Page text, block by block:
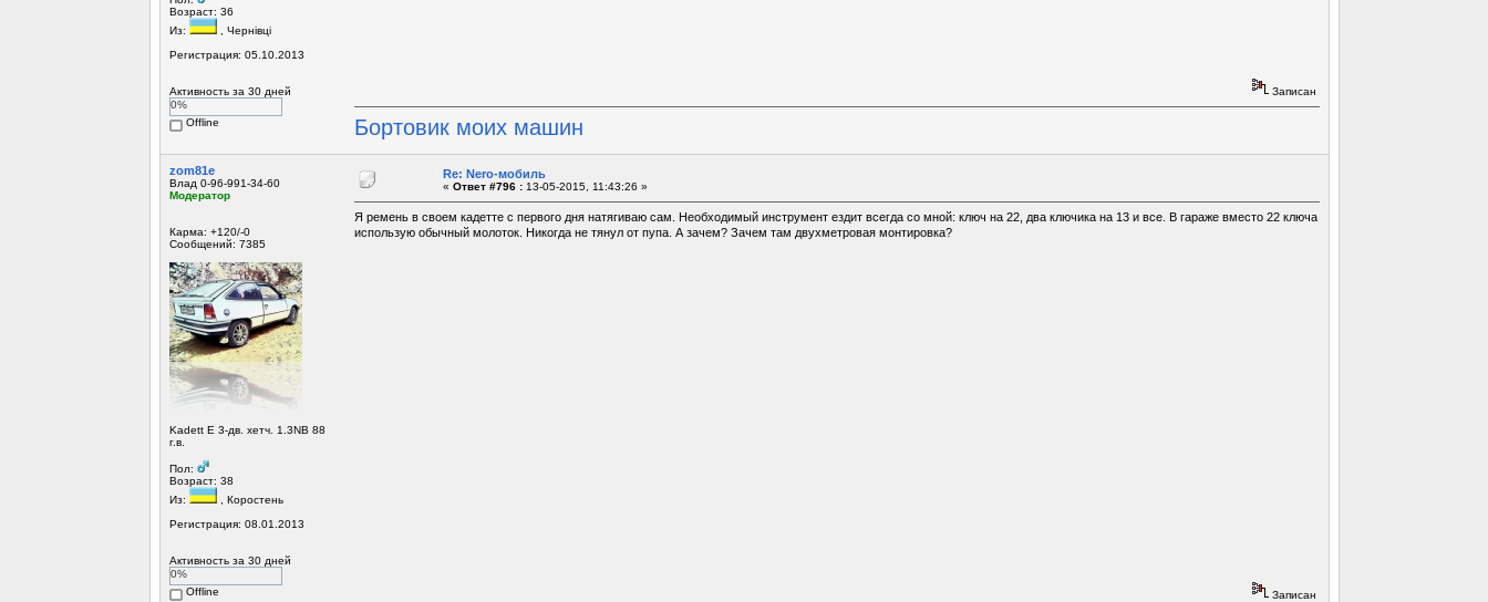
Возраст: 36
Из:
, Чернівці
Регистрация: 05.10.2013
Активность за 30 дней
0%
Offline
Записан
Бортовик моих машин
zom81e
Влад 0-96-991-34-60
Модератор
Карма: +120/-0
Сообщений: 7385
Kadett E 3-дв. хетч. 1.3NB 88
г.в.
Пол:
Возраст: 38
Из:
, Коростень
Регистрация: 08.01.2013
Активность за 30 дней
0%
Offline
Re: Nero-мобиль
« Ответ #796 :13-05-2015, 11:43:26 »
Я ремень в своем кадетте с первого дня натягиваю сам. Необходимый инструмент ездит всегда со мной: ключ на 22, два ключика на 13 и все. В гараже вместо 22 ключа
использую обычный молоток. Никогда не тянул от пупа. А зачем? Зачем там двухметровая монтировка?
Записан